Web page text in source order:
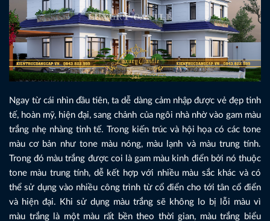
Ngay từ cái nhìn đầu tiên, ta dễ dàng cảm nhập được vẻ đẹp tinh
tế, hoàn mỹ, hiện đại, sang chảnh của ngôi nhà nhờ vào gam màu
trắng nhẹ nhàng tinh tế. Trong kiến trúc và hội họa có các tone
màu cơ bản như tone màu nóng, màu lạnh và màu trung tính.
Trong đó màu trắng được coi là gam màu kinh điển bởi nó thuộc
tone màu trung tính, dễ kết hợp với nhiều màu sắc khác và có
thể sử dụng vào nhiều công trình từ cổ điển cho tới tân cổ điển
và hiện đại. Khi sử dụng màu trắng sẽ không lo bị lỗi màu vì
màu trắng là một màu rất bền theo thời gian, màu trắng biểu